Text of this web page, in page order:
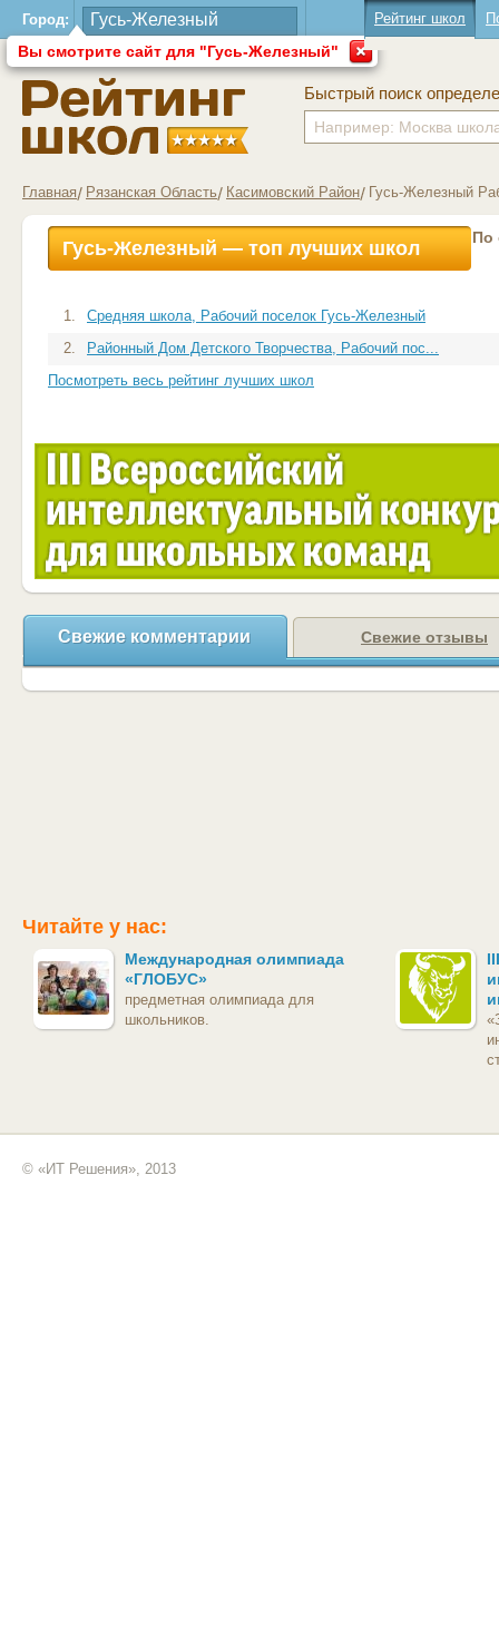
Город:
Вы смотрите сайт для "Гусь-Железный"
Рейтинг школ
Быстрый поиск
Главная Рязанская Область Касимовский Район Гусь-Железный
Гусь-Железный — топ лучших школ По
1.
Средняя школа, Рабочий поселок Гусь-Железный
2.
Районный Дом Детского Творчества, Рабочий пос...
Посмотреть весь рейтинг лучших школ
Свежие комментарии Свежие отзывы
Читайте у нас:
Международная олимпиада
«ГЛОБУС»
предметная олимпиада для
школьников.
© «ИТ Решения», 2013